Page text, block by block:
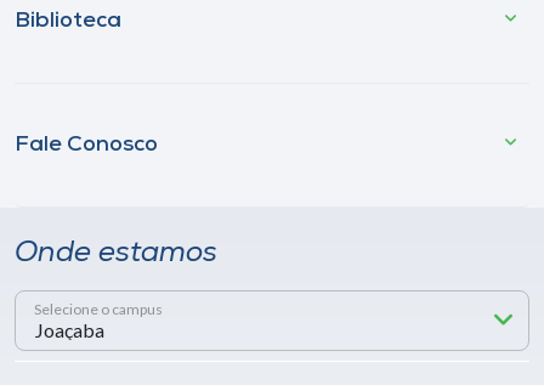
Biblioteca
Fale Conosco
Onde estamos
Selecione o campus